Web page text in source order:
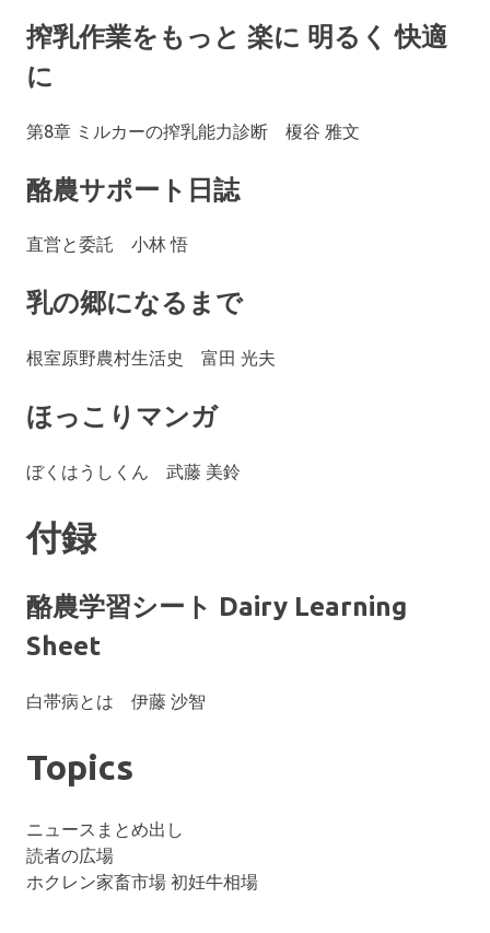
搾乳作業をもっと 楽に 明るく 快適
に
第8章 ミルカーの搾乳能力診断 榎谷 雅文
酪農サポート日誌
直営と委託 小林 悟
乳の郷になるまで
根室原野農村生活史 富田 光夫
ほっこりマンガ
ぼくはうしくん 武藤 美鈴
付録
酪農学習シート Dairy Learning
Sheet
白帯病とは 伊藤 沙智
Topics
ニュースまとめ出し
読者の広場
ホクレン家畜市場 初妊牛相場